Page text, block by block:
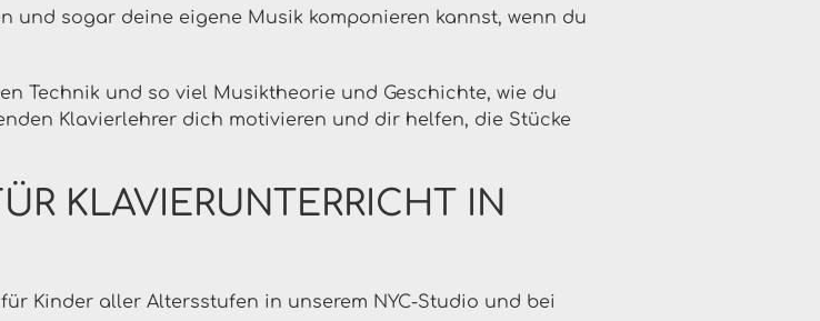
und sogar deine eigene Musik komponieren kannst, wenn du
Technik und so viel Musiktheorie und Geschichte, wie du
Klavierlehrer dich motivieren und dir helfen, die Stücke
KLAVIERUNTERRICHT IN
Kinder aller Altersstufen in unserem NYC-Studio und bei